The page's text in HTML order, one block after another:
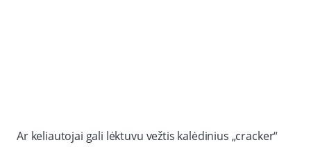
Ar keliautojai gali lėktuvu vežtis kalėdinius „cracker“